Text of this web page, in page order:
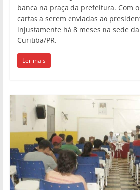
banca na praça da prefeitura. Com
cartas a serem enviadas ao
injustamente há 8 meses na sede
Curitiba/PR.
Ler mais